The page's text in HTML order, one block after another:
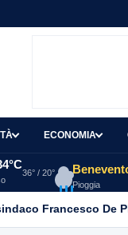
ECONOMIA
36° / 20°
Pioggia
Francesco De